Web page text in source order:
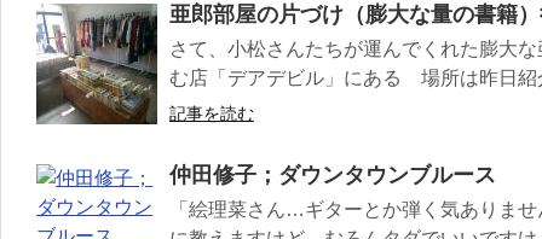
亜郎部屋の片づけ（膨大な量の書籍
さて、小松さんたちが運んでくれた膨大
む店「デアデビル」にある 場所は昨日紹
記事を読む
仲田修子；ダウンタウンブルース
「絵理菜さん…ギターとか弾く気ありま